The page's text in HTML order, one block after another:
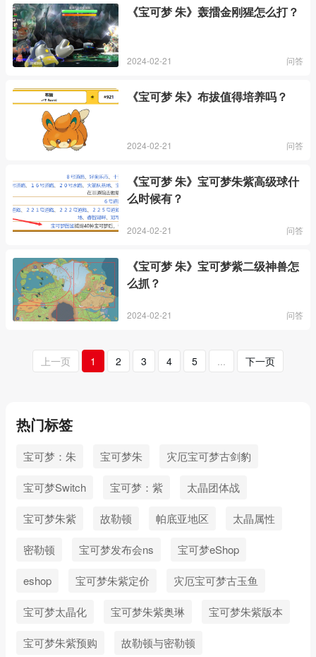
《宝可梦 朱》轰擂金刚猩怎么打？
2024-02-21 问答
《宝可梦 朱》布拔值得培养吗？
2024-02-21 问答
《宝可梦 朱》宝可梦朱紫高级球什
么时候有？
2024-02-21 问答
《宝可梦 朱》宝可梦紫二级神兽怎
么抓？
2024-02-21 问答
上一页 1 2 3 4 5 ... 下一页
热门标签
宝可梦：朱 宝可梦朱 灾厄宝可梦古剑豹
宝可梦Switch 宝可梦：紫 太晶团体战
宝可梦朱紫 故勒顿 帕底亚地区 太晶属性
密勒顿 宝可梦发布会ns 宝可梦eShop
eshop 宝可梦朱紫定价 灾厄宝可梦古玉鱼
宝可梦太晶化 宝可梦朱紫奥琳 宝可梦朱紫版本
宝可梦朱紫预购 故勒顿与密勒顿